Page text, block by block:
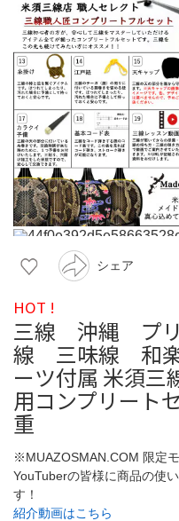
シェア
HOT !
三線 沖縄 プ
線 三味線 和
ーツ付属 米須三
用コンプリート
重
※MUAZOSMAN.COM 限定
YouTuberの皆様に商品の使
す！
紹介動画はこちら